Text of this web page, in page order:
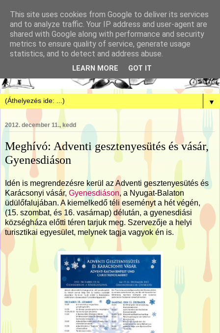
▼
2012. december 11., kedd
Meghívó: Adventi gesztenyesütés és vásár,
Gyenesdiáson
Idén is megrendezésre kerül az Adventi gesztenyesütés és
Karácsonyi vásár, Gyenesdiáson, a Nyugat-Balaton
üdülőfalujában. A kiemelkedő téli eseményt a hét végén,
(15. szombat, és 16. vasárnap) délután, a gyenesdiási
községháza előtti téren tarjuk meg. Szervezője a helyi
turisztikai egyesület, melynek tagja vagyok én is.
This site uses cookies from Google to deliver its services
and to analyze traffic. Your IP address and user-agent are
shared with Google along with performance and security
metrics to ensure quality of service, generate usage
statistics, and to detect and address abuse.
LEARN MORE GOT IT